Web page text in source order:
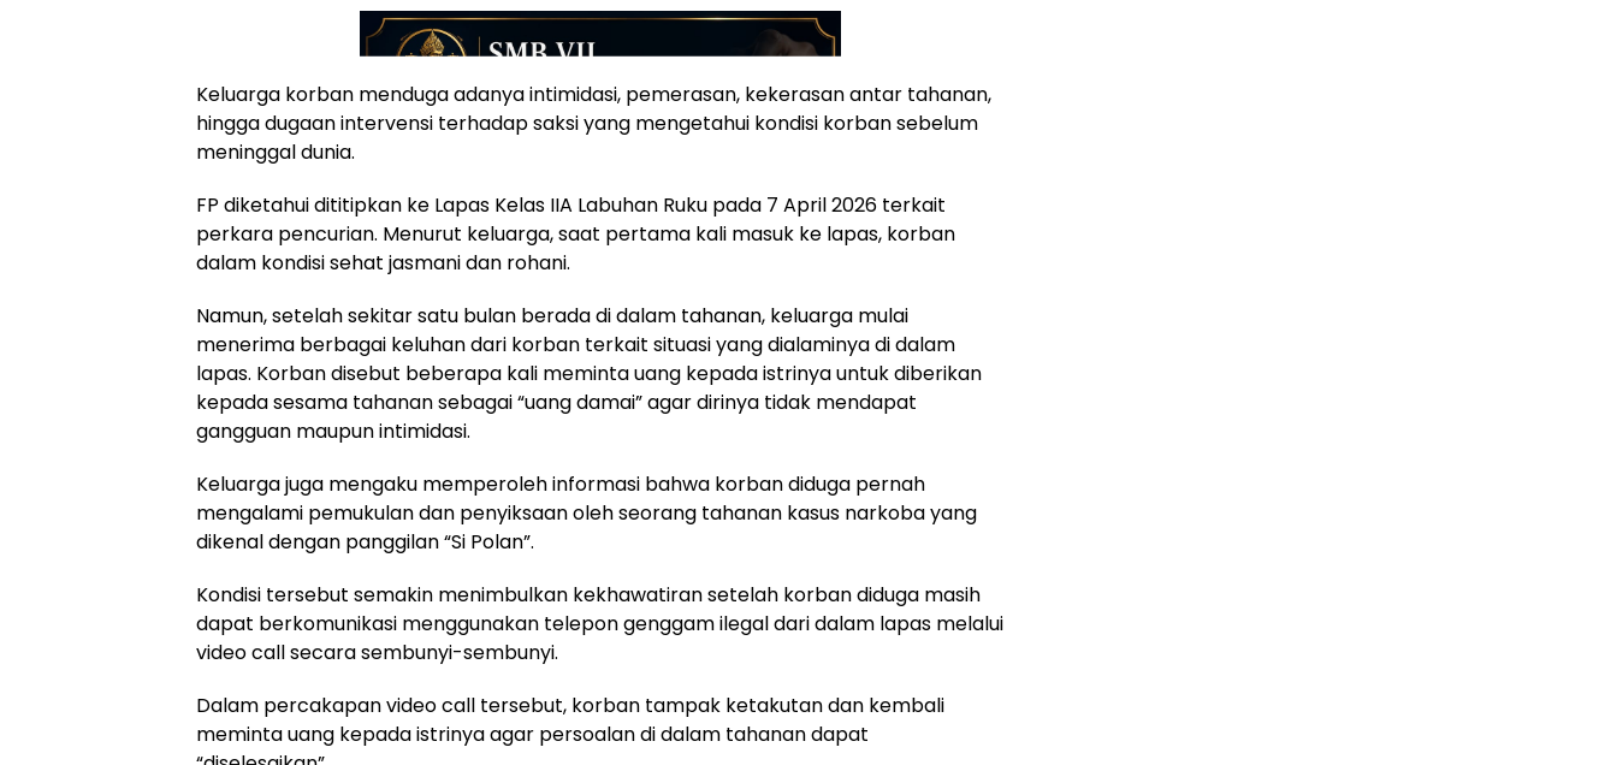
Keluarga korban menduga adanya intimidasi, pemerasan, kekerasan antar tahanan,
hingga dugaan intervensi terhadap saksi yang mengetahui kondisi korban sebelum
meninggal dunia.
FP diketahui dititipkan ke Lapas Kelas IIA Labuhan Ruku pada 7 April 2026 terkait
perkara pencurian. Menurut keluarga, saat pertama kali masuk ke lapas, korban
dalam kondisi sehat jasmani dan rohani.
Namun, setelah sekitar satu bulan berada di dalam tahanan, keluarga mulai
menerima berbagai keluhan dari korban terkait situasi yang dialaminya di dalam
lapas. Korban disebut beberapa kali meminta uang kepada istrinya untuk diberikan
kepada sesama tahanan sebagai “uang damai” agar dirinya tidak mendapat
gangguan maupun intimidasi.
Keluarga juga mengaku memperoleh informasi bahwa korban diduga pernah
mengalami pemukulan dan penyiksaan oleh seorang tahanan kasus narkoba yang
dikenal dengan panggilan “Si Polan”.
Kondisi tersebut semakin menimbulkan kekhawatiran setelah korban diduga masih
dapat berkomunikasi menggunakan telepon genggam ilegal dari dalam lapas melalui
video call secara sembunyi-sembunyi.
Dalam percakapan video call tersebut, korban tampak ketakutan dan kembali
meminta uang kepada istrinya agar persoalan di dalam tahanan dapat